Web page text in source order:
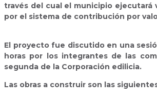
través del cual el municipio ejecutará
por el sistema de contribución por
El proyecto fue discutido en una
horas por los integrantes de las
segunda de la Corporación edilicia.
Las obras a construir son las